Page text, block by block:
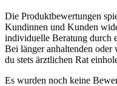
Die Produktbewertungen
Kundinnen und Kunden
individuelle Beratung durch
Bei länger anhaltenden oder
du stets ärztlichen Rat
Es wurden noch keine